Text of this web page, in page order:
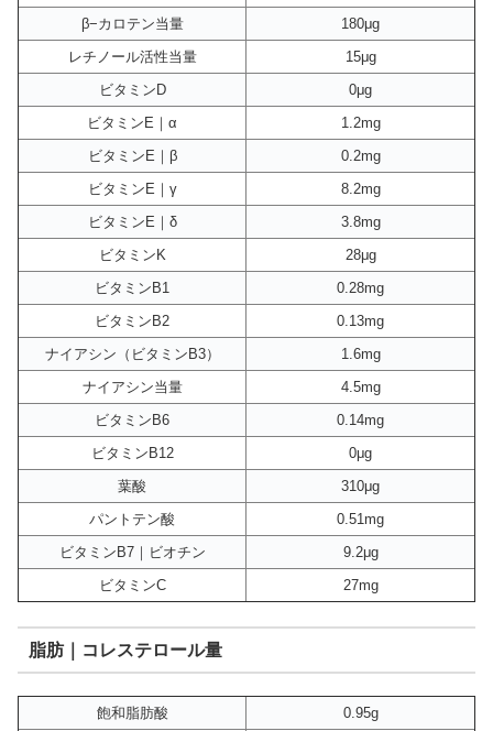
β−カロテン当量
180μg
レチノール活性当量
15μg
ビタミンD
0μg
ビタミンE｜α
1.2mg
ビタミンE｜β
0.2mg
ビタミンE｜γ
8.2mg
ビタミンE｜δ
3.8mg
ビタミンK
28μg
ビタミンB1
0.28mg
ビタミンB2
0.13mg
ナイアシン（ビタミンB3）
1.6mg
ナイアシン当量
4.5mg
ビタミンB6
0.14mg
ビタミンB12
0μg
葉酸
310μg
パントテン酸
0.51mg
ビタミンB7｜ビオチン
9.2μg
ビタミンC
27mg
脂肪｜コレステロール量
飽和脂肪酸 0.95g